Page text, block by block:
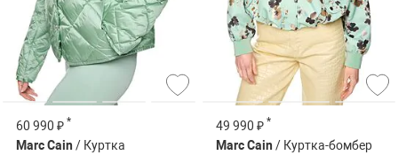
60 990 ₽ *
Marc Cain / Куртка
49 990 ₽ *
Marc Cain / Куртка-бомбер